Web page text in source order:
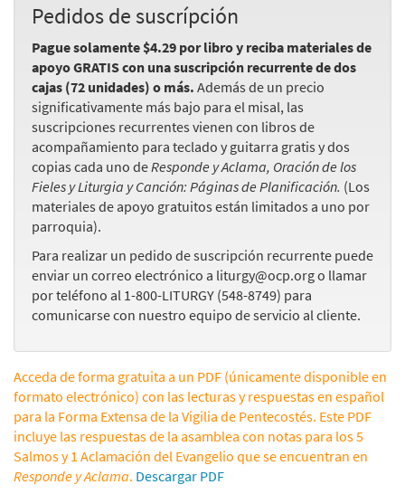
Pedidos de suscrípción
Pague solamente $4.29 por libro y reciba materiales de
apoyo GRATIS con una suscripción recurrente de dos
cajas (72 unidades) o más. Además de un precio
significativamente más bajo para el misal, las
suscripciones recurrentes vienen con libros de
acompañamiento para teclado y guitarra gratis y dos
copias cada uno deResponde y Aclama, Oración de los
Fieles yLiturgia y Canción: Páginas de Planificación. (Los
materiales de apoyo gratuitos están limitados a uno por
parroquia).
Para realizar un pedido de suscripción recurrente puede
enviar un correo electrónico a liturgy@ocp.org o llamar
por teléfono al 1-800-LITURGY (548-8749) para
comunicarse con nuestro equipo de servicio al cliente.
Acceda de forma gratuita a un PDF (únicamente disponible en
formato electrónico) con las lecturas y respuestas en español
para la Forma Extensa de la Vigilia de Pentecostés. Este PDF
incluye las respuestas de la asamblea con notas para los 5
Salmos y 1 Aclamación del Evangelio que se encuentran en
Responde y Aclama. Descargar PDF